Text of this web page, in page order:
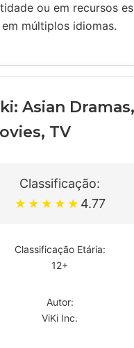
ou em recursos
múltiplos idiomas.
Asian Dramas,
TV
Classificação:
★ ★ ★ ★ ★ 4.77
Classificação Etária:
12+
Autor:
ViKi Inc.